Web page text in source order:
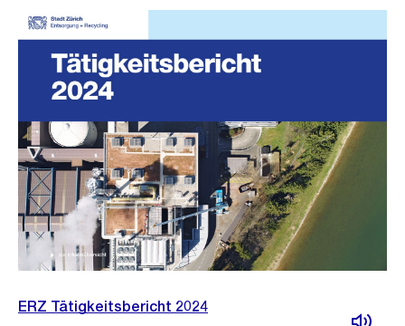
ERZ Tätigkeitsbericht 2024